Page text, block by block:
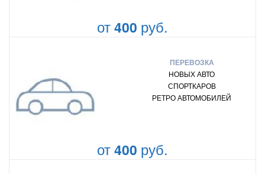
от400 руб.
ПЕРЕВОЗКА
НОВЫХ АВТО
СПОРТКАРОВ
РЕТРО АВТОМОБИЛЕЙ
от400 руб.